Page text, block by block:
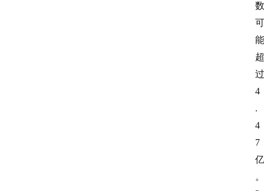
数
可
能
超
过
4
.
4
7
亿
。